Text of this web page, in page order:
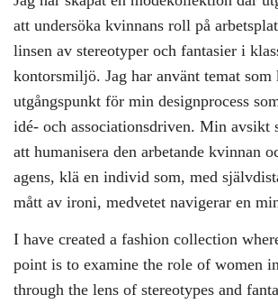
att undersöka kvinnans roll på
linsen av stereotyper och fantasier i
kontorsmiljö. Jag har använt temat som
utgångspunkt för min designprocess
idé- och associationsdriven. Min avsikt
att humanisera den arbetande kvinnan
agens, klä en individ som, med
mått av ironi, medvetet navigerar en
I have created a fashion collection
point is to examine the role of women
through the lens of stereotypes and